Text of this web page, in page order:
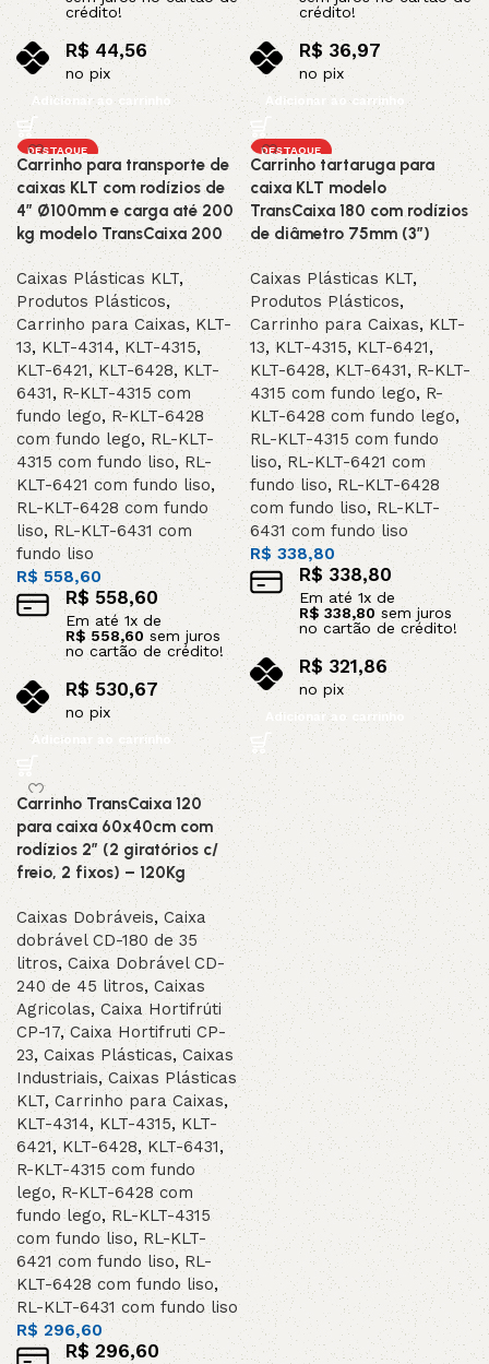
crédito!
R$ 44,56
no pix
Adicionar ao carrinho
crédito!
R$36,97
no pix
Adicionar ao carrinho
DESTAQUE
Carrinho para transporte de
caixas KLT com rodízios de
4” Ø100mm e carga até 200
kg modelo TransCaixa 200
Caixas Plásticas KLT,
Produtos Plásticos,
Carrinho para Caixas, KLT-
13, KLT-4314, KLT-4315,
KLT-6421, KLT-6428,KLT-
6431, R-KLT-4315 com
fundo lego,R-KLT-6428
com fundo lego,RL-KLT-
4315 com fundo liso,RL-
KLT-6421 com fundo liso,
RL-KLT-6428 com fundo
liso, RL-KLT-6431 com
fundo liso
R$558,60
R$ 558,60
Em até 1x de
R$558,60 sem juros
no cartão de crédito!
R$530,67
no pix
Adicionar ao carrinho
DESTAQUE
Carrinho tartaruga para
caixa KLT modelo
TransCaixa 180 com rodízios
de diâmetro 75mm (3″)
Caixas Plásticas KLT,
Produtos Plásticos,
Carrinho para Caixas,KLT-
13, KLT-4315, KLT-6421,
KLT-6428,KLT-6431,R-KLT-
4315 com fundo lego,R-
KLT-6428 com fundo lego,
RL-KLT-4315 com fundo
liso,RL-KLT-6421 com
fundo liso, RL-KLT-6428
com fundo liso,RL-KLT-
6431 com fundo liso
R$ 338,80
R$338,80
Em até 1x de
R$ 338,80 sem juros
no cartão de crédito!
R$ 321,86
no pix
Adicionar ao carrinho
Carrinho TransCaixa 120
para caixa 60x40cm com
rodízios 2” (2 giratórios c/
freio, 2 fixos) – 120Kg
Caixas Dobráveis, Caixa
dobrável CD-180 de 35
litros,Caixa Dobrável CD-
240 de 45 litros, Caixas
Agricolas,Caixa Hortifrúti
CP-17,Caixa Hortifruti CP-
23, Caixas Plásticas, Caixas
Industriais,Caixas Plásticas
KLT,Carrinho para Caixas,
KLT-4314,KLT-4315, KLT-
6421,KLT-6428, KLT-6431,
R-KLT-4315 com fundo
lego,R-KLT-6428 com
fundo lego,RL-KLT-4315
com fundo liso, RL-KLT-
6421 com fundo liso, RL-
KLT-6428 com fundo liso,
RL-KLT-6431 com fundo liso
R$ 296,60
R$ 296,60